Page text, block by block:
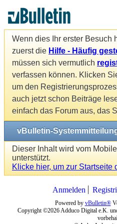
Wenn dies Ihr erster Besuch
zuerst die Hilfe - Häufig
müssen sich vermutlich
verfassen können. Klicken
um den
auch jetzt schon Beiträge
einfach das Forum aus, das
vBulletin-
Dieser Inhalt wird vom
unterstützt.
Klicke hier, um zur Startseite
Anmelden
Powered by vBulletin®
Copyright ©2026 Adduco Digital e.K.